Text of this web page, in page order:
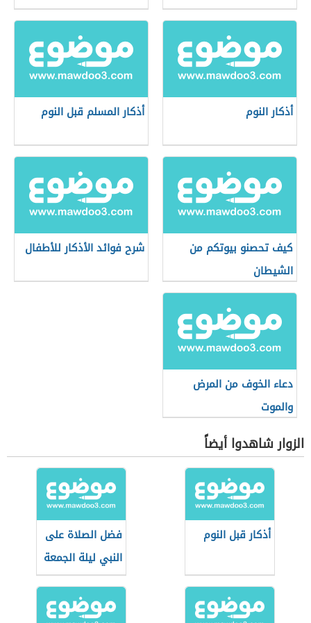
أذكار النوم أذكار المسلم قبل النوم
كيف تحصنو بيوتكم من
الشيطان
شرح فوائد الأذكار للأطفال
دعاء الخوف من المرض
والموت
الزوار شاهدوا أيضاً
أذكار قبل النوم
فضل الصلاة على
النبي ليلة الجمعة